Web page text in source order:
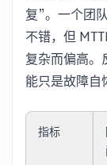
复”。一个团
不错，但
复杂而偏高。
能只是故障自
指标